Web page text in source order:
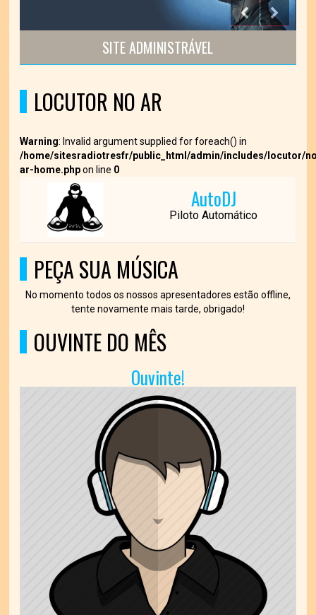
SITE ADMINISTRÁVEL
LOCUTOR NO AR
Warning: Invalid argument supplied for foreach() in
/home/sitesradiotresfr/public_html/admin/includes/locutor/
ar-home.phpon line 0
AutoDJ
Piloto Automático
PEÇA SUA MÚSICA
No momento todos os nossos apresentadores estão offline,
tente novamente mais tarde, obrigado!
OUVINTE DO MÊS
Ouvinte!